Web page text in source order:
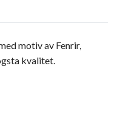
motiv av Fenrir,
kvalitet.